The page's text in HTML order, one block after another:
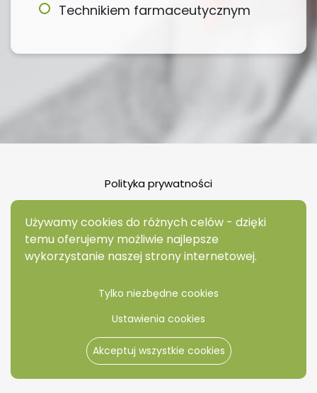
Technikiem farmaceutycznym
Polityka prywatności
Zarządzaj polityką cookies
Używamy cookies do różnych celów - dzięki
temu oferujemy możliwie najlepsze
wykorzystanie naszej strony internetowej.
Tylko niezbędne cookies
Ustawienia cookies
Akceptuj wszystkie cookies